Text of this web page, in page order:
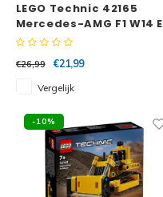
LEGO Technic 42165
Mercedes-AMG F1 W14 E
Performance Pull-Back
€26,99
€21,99
Vergelijk
-10%